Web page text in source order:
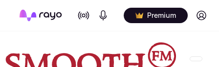
On Air Podcasts Premium Log in